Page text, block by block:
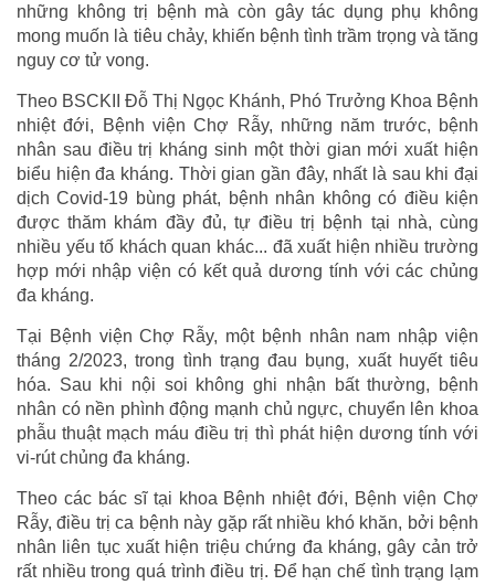
những không trị bệnh mà còn gây tác dụng phụ không
mong muốn là tiêu chảy, khiến bệnh tình trầm trọng và tăng
nguy cơ tử vong.
Theo BSCKII Đỗ Thị Ngọc Khánh, Phó Trưởng Khoa Bệnh
nhiệt đới, Bệnh viện Chợ Rẫy, những năm trước, bệnh
nhân sau điều trị kháng sinh một thời gian mới xuất hiện
biểu hiện đa kháng. Thời gian gần đây, nhất là sau khi đại
dịch Covid-19 bùng phát, bệnh nhân không có điều kiện
được thăm khám đầy đủ, tự điều trị bệnh tại nhà, cùng
nhiều yếu tố khách quan khác... đã xuất hiện nhiều trường
hợp mới nhập viện có kết quả dương tính với các chủng
đa kháng.
Tại Bệnh viện Chợ Rẫy, một bệnh nhân nam nhập viện
tháng 2/2023, trong tình trạng đau bụng, xuất huyết tiêu
hóa. Sau khi nội soi không ghi nhận bất thường, bệnh
nhân có nền phình động mạnh chủ ngực, chuyển lên khoa
phẫu thuật mạch máu điều trị thì phát hiện dương tính với
vi-rút chủng đa kháng.
Theo các bác sĩ tại khoa Bệnh nhiệt đới, Bệnh viện Chợ
Rẫy, điều trị ca bệnh này gặp rất nhiều khó khăn, bởi bệnh
nhân liên tục xuất hiện triệu chứng đa kháng, gây cản trở
rất nhiều trong quá trình điều trị. Để hạn chế tình trạng lạm